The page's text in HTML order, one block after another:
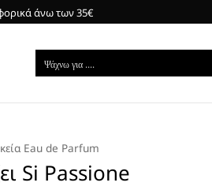
άνω των 35€
Eau de Parfum
Si Passione